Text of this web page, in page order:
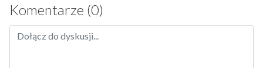
Komentarze (0)